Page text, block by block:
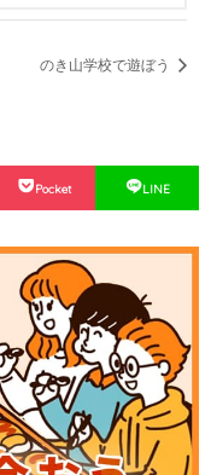
のき山学校で遊ぼう
Pocket LINE